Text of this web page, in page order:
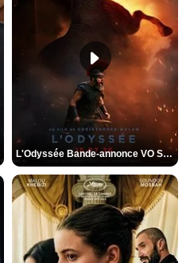
L'Odyssée Bande-annonce VO STFR